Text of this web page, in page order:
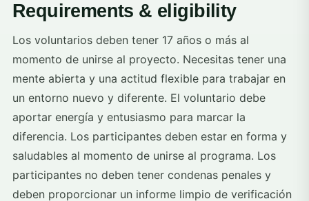
Requirements & eligibility
Los voluntarios deben tener 17 años o más al
momento de unirse al proyecto. Necesitas tener una
mente abierta y una actitud flexible para trabajar en
un entorno nuevo y diferente. El voluntario debe
aportar energía y entusiasmo para marcar la
diferencia. Los participantes deben estar en forma y
saludables al momento de unirse al programa. Los
participantes no deben tener condenas penales y
deben proporcionar un informe limpio de verificación